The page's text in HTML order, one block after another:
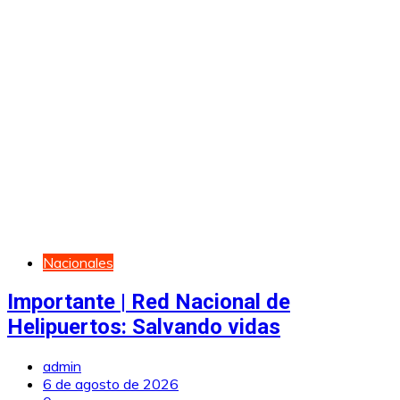
Nacionales
Importante | Red Nacional de
Helipuertos: Salvando vidas
admin
6 de agosto de 2026